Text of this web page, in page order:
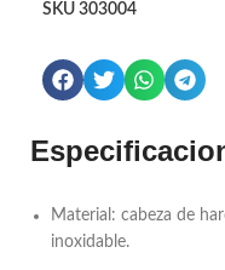
SKU 303004
Material: cabeza de
inoxidable.